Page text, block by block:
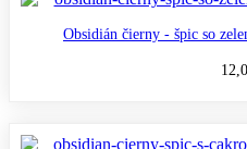
Obsidián čierny - špic so